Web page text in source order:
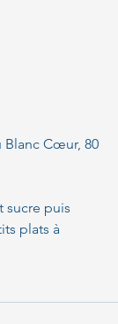
Blanc Cœur, 80
sucre puis
plats à